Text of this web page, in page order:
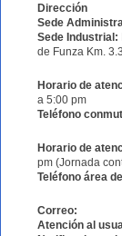
Dirección
Sede
Sede Industrial:
de Funza Km. 3.3
Horario de
a 5:00 pm
Teléfono
Horario de
pm (Jornada
Teléfono área
Correo:
Atención al